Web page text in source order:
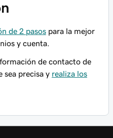
de 2 pasos para la mejor
y cuenta.
de contacto de
sea precisa y realiza los